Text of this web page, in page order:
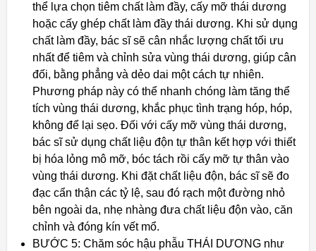
thể lựa chọn tiêm chất làm đầy, cấy mỡ thái dương
hoặc cấy ghép chất làm đầy thái dương. Khi sử dụng
chất làm đầy, bác sĩ sẽ cân nhắc lượng chất tối ưu
nhất để tiêm và chỉnh sửa vùng thái dương, giúp cân
đối, bằng phẳng và dẻo dai một cách tự nhiên.
Phương pháp này có thể nhanh chóng làm tăng thể
tích vùng thái dương, khắc phục tình trạng hóp, hóp,
không để lại sẹo. Đối với cấy mỡ vùng thái dương,
bác sĩ sử dụng chất liệu độn tự thân kết hợp với thiết
bị hóa lỏng mô mỡ, bóc tách rồi cấy mỡ tự thân vào
vùng thái dương. Khi đặt chất liệu độn, bác sĩ sẽ đo
đạc cẩn thận các tỷ lệ, sau đó rạch một đường nhỏ
bên ngoài da, nhẹ nhàng đưa chất liệu độn vào, căn
chỉnh và đóng kín vết mổ.
BƯỚC 5: Chăm sóc hậu phẫu THÁI DƯƠNG như